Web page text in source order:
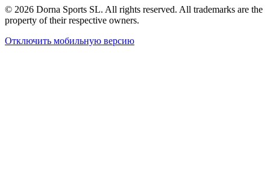
© 2026 Dorna Sports SL. All rights reserved. All trademarks are the
property of their respective owners.
Отключить мобильную версию